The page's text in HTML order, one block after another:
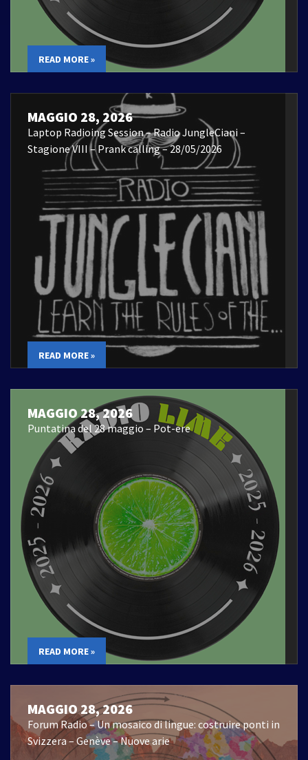
READ MORE »
MAGGIO 28, 2026
Laptop Radioing Session – Radio JungleCiani –
Stagione VIII – Prank calling – 28/05/2026
READ MORE »
MAGGIO 28, 2026
Puntatina del 28 maggio – Pot-ere
READ MORE »
MAGGIO 28, 2026
Forum Radio – Un mosaico di lingue: costruire ponti in
Svizzera – Genève – Nuove arie